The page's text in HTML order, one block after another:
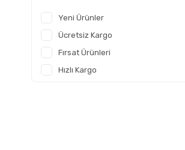
Yeni Ürünler
Ücretsiz Kargo
Fırsat Ürünleri
Hızlı Kargo